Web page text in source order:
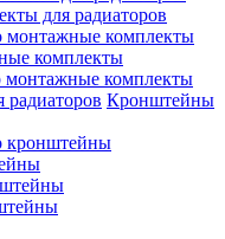
для радиаторов
монтажные комплекты
комплекты
монтажные комплекты
Кронштейны
кронштейны